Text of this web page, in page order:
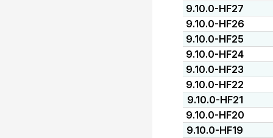
9.10.0-HF27
9.10.0-HF26
9.10.0-HF25
9.10.0-HF24
9.10.0-HF23
9.10.0-HF22
9.10.0-HF21
9.10.0-HF20
9.10.0-HF19